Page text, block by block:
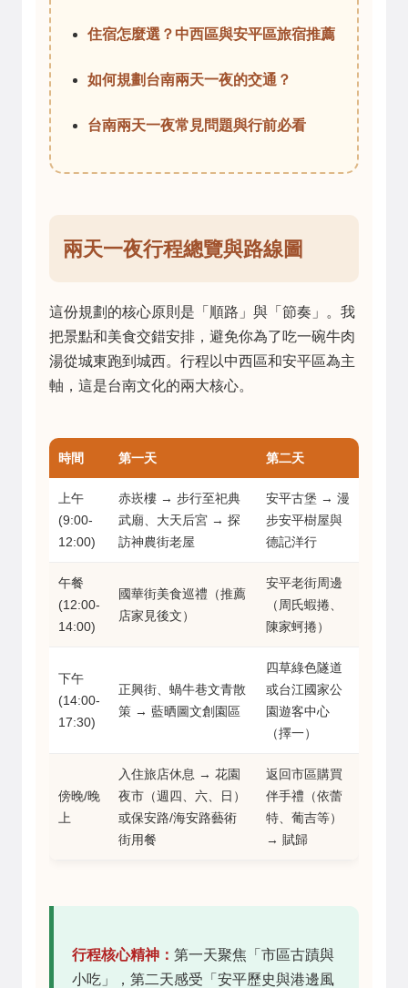
住宿怎麼選？中西區與安平區旅宿推薦
如何規劃台南兩天一夜的交通？
台南兩天一夜常見問題與行前必看
兩天一夜行程總覽與路線圖
這份規劃的核心原則是「順路」與「節奏」。我
把景點和美食交錯安排，避免你為了吃一碗牛肉
湯從城東跑到城西。行程以中西區和安平區為主
軸，這是台南文化的兩大核心。
時間 第一天 第二天
上午
(9:00-
12:00)
赤崁樓 → 步行至祀典
武廟、大天后宮 → 探
訪神農街老屋
安平古堡 → 漫
步安平樹屋與
德記洋行
午餐
(12:00-
14:00)
國華街美食巡禮（推薦
店家見後文）
安平老街周邊
（周氏蝦捲、
陳家蚵捲）
下午
(14:00-
17:30)
正興街、蝸牛巷文青散
策 → 藍晒圖文創園區
四草綠色隧道
或台江國家公
園遊客中心
（擇一）
傍晚/晚
上
入住旅店休息 → 花園
夜市（週四、六、日）
或保安路/海安路藝術
街用餐
返回市區購買
伴手禮（依蕾
特、葡吉等）
→ 賦歸
行程核心精神： 第一天聚焦「市區古蹟與
小吃」，第二天感受「安平歷史與港邊風